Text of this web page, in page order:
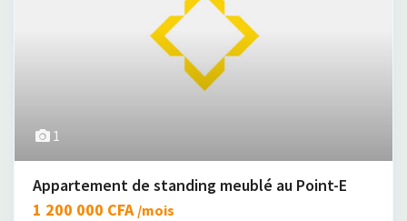
1
Appartement de standing meublé au Point-E
1 200 000 CFA /mois